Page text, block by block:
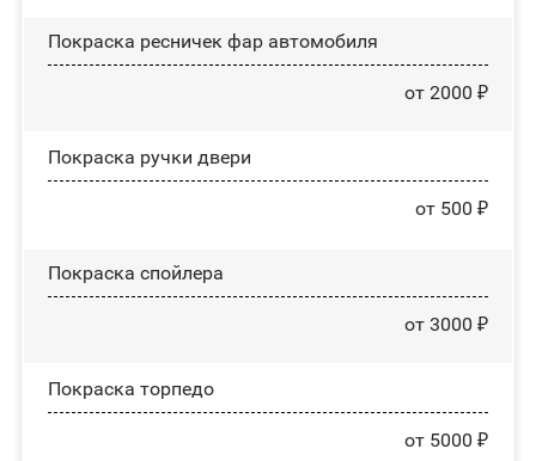
Покраска ресничек фар автомобиля
от 2000 ₽
Покраска ручки двери
от 500 ₽
Покраска спойлера
от 3000 ₽
Покраска торпедо
от 5000 ₽